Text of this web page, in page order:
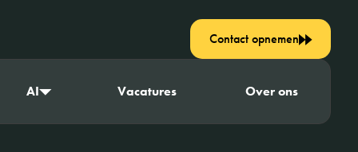
AI Vacatures Over ons
Contact opnemen